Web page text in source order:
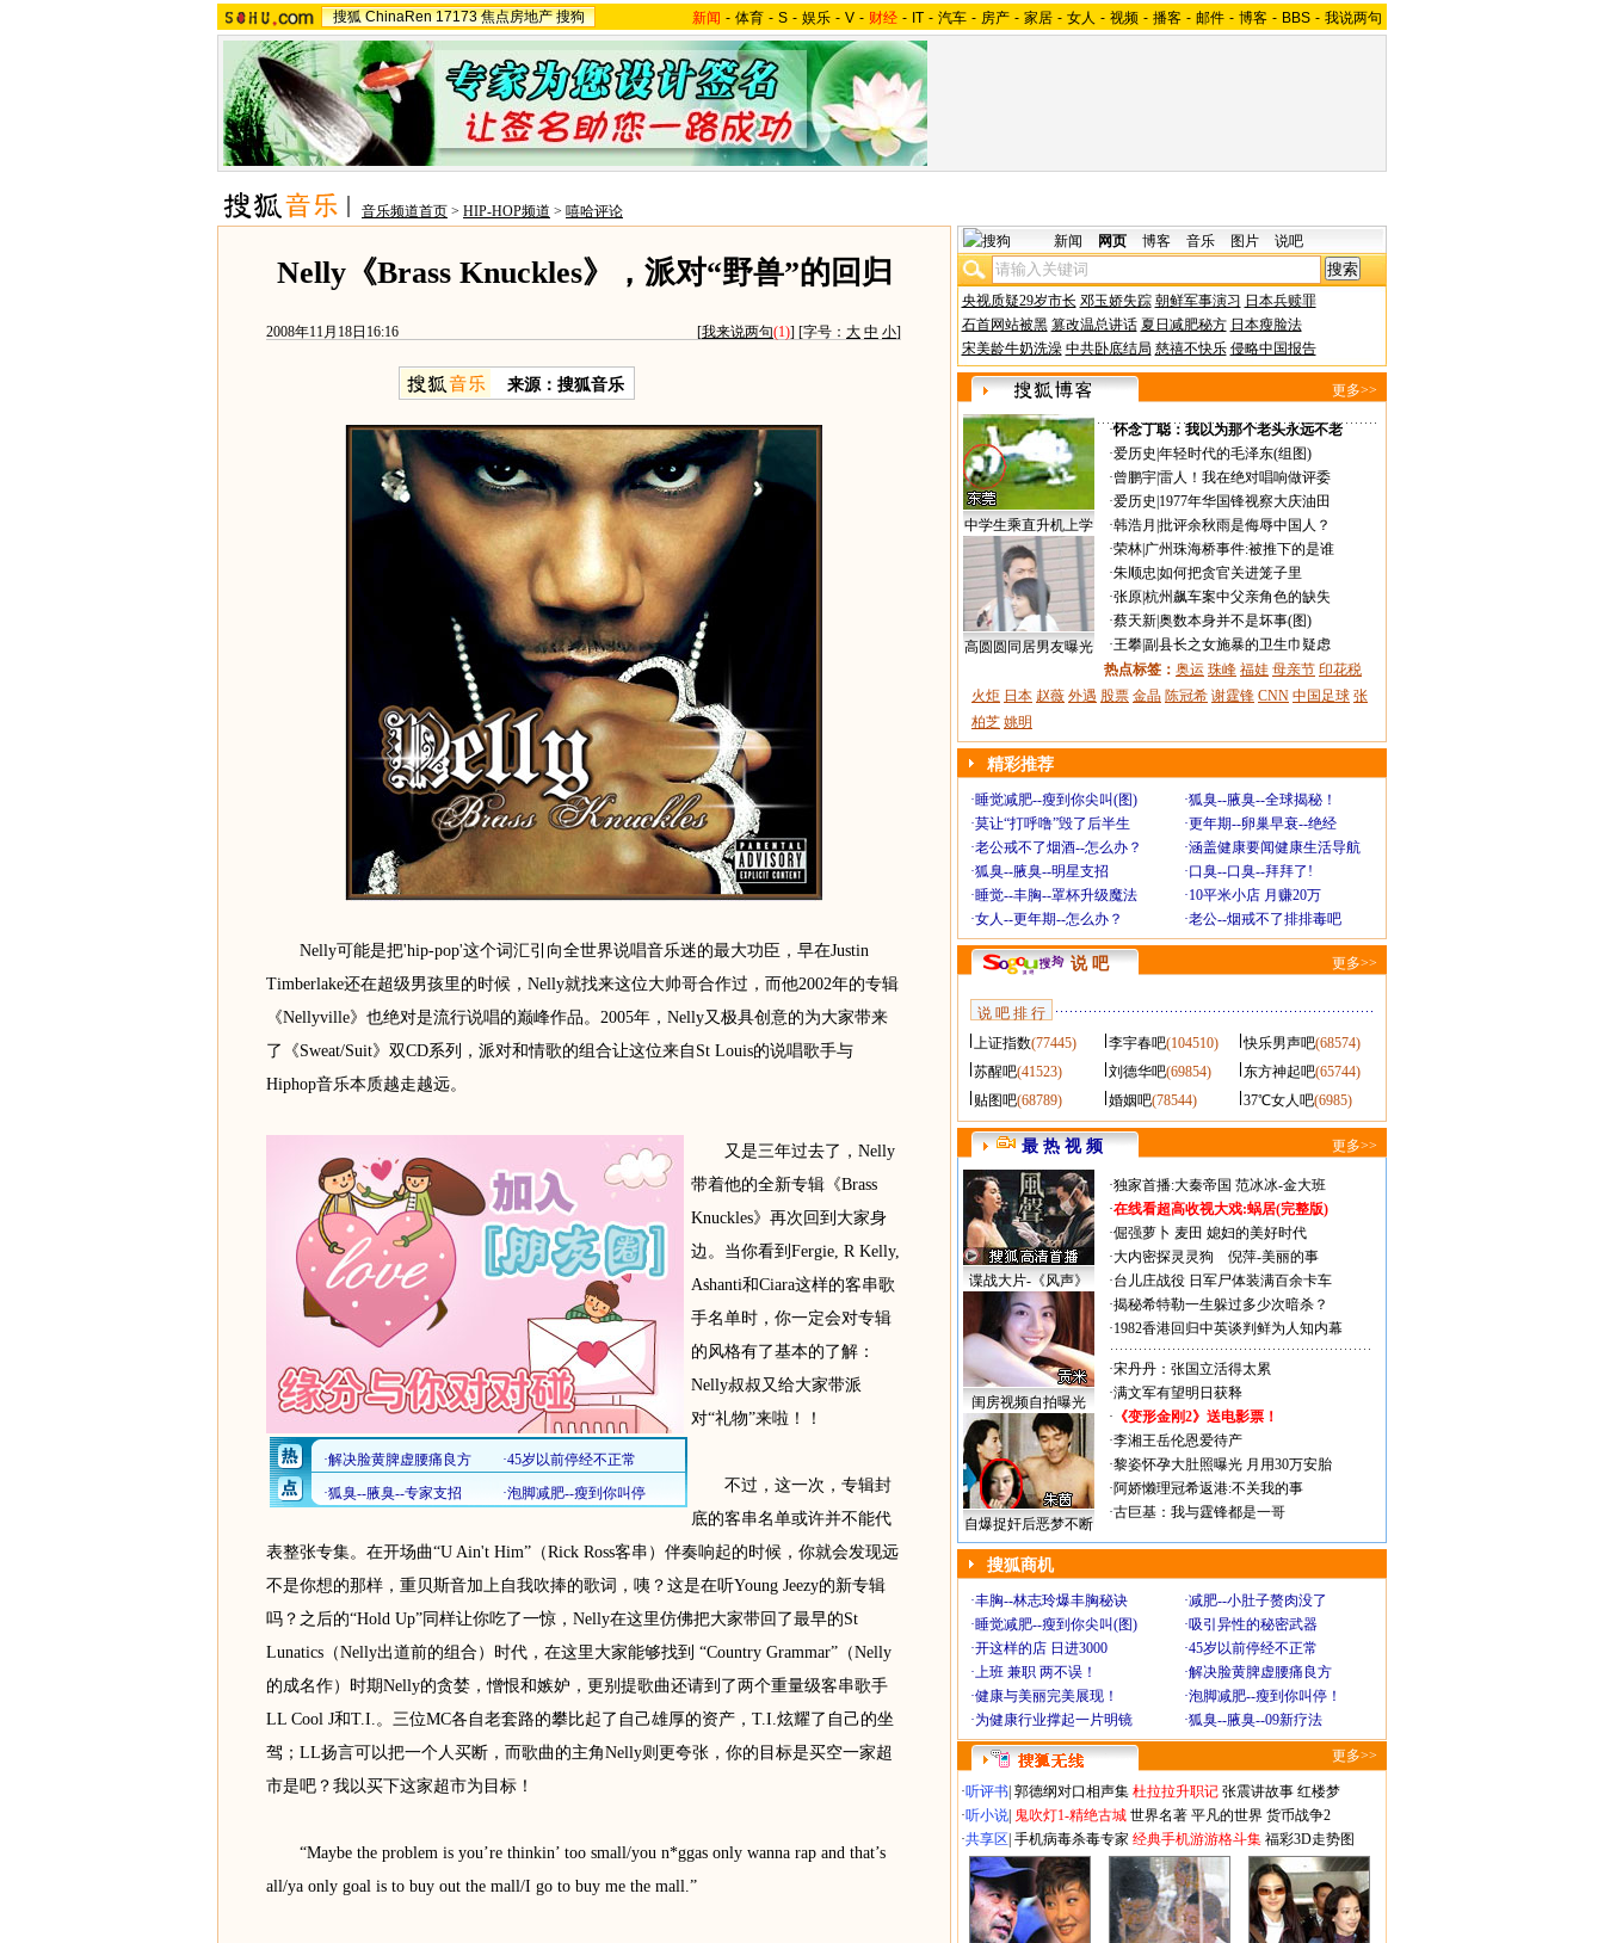
搜狐 ChinaRen 17173 焦点房地产 搜狗 新闻 - 体育 - S - 娱乐 - V - 财经 - IT - 汽车 - 房产 - 家居 - 女人 - 视频 - 播客 - 邮件 - 博客 - BBS - 我说两句
音乐频道首页 > HIP-HOP频道 > 嘻哈评论
Nelly《Brass Knuckles》，派对“野兽”的回归
2008年11月18日16:16 [我来说两句(1)] [字号： 大 中 小]
来源：搜狐音乐
Nelly可能是把'hip-pop'这个词汇引向全世界说唱音乐迷的最大功臣，早在Justin
Timberlake还在超级男孩里的时候，Nelly就找来这位大帅哥合作过，而他2002年的专辑
《Nellyville》也绝对是流行说唱的巅峰作品。2005年，Nelly又极具创意的为大家带来
了《Sweat/Suit》双CD系列，派对和情歌的组合让这位来自St Louis的说唱歌手与
Hiphop音乐本质越走越远。
又是三年过去了，Nelly
带着他的全新专辑《Brass
Knuckles》再次回到大家身
边。当你看到Fergie, R Kelly,
Ashanti和Ciara这样的客串歌
手名单时，你一定会对专辑
的风格有了基本的了解：
Nelly叔叔又给大家带派
对“礼物”来啦！！
不过，这一次，专辑封
底的客串名单或许并不能代
表整张专集。在开场曲“U Ain't Him”（Rick Ross客串）伴奏响起的时候，你就会发现远
不是你想的那样，重贝斯音加上自我吹捧的歌词，咦？这是在听Young Jeezy的新专辑
吗？之后的“Hold Up”同样让你吃了一惊，Nelly在这里仿佛把大家带回了最早的St
Lunatics（Nelly出道前的组合）时代，在这里大家能够找到 “Country Grammar”（Nelly
的成名作）时期Nelly的贪婪，憎恨和嫉妒，更别提歌曲还请到了两个重量级客串歌手
LL Cool J和T.I.。三位MC各自老套路的攀比起了自己雄厚的资产，T.I.炫耀了自己的坐
驾；LL扬言可以把一个人买断，而歌曲的主角Nelly则更夸张，你的目标是买空一家超
市是吧？我以买下这家超市为目标！
“Maybe the problem is you’re thinkin’ too small/you n*ggas only wanna rap and that’s
all/ya only goal is to buy out the mall/I go to buy me the mall.”
新闻 网页 博客 音乐 图片 说吧
央视质疑29岁市长 邓玉娇失踪 朝鲜军事演习 日本兵赎罪
石首网站被黑 篡改温总讲话 夏日减肥秘方 日本瘦脸法
宋美龄牛奶洗澡 中共卧底结局 慈禧不快乐 侵略中国报告
更多>>
中学生乘直升机上学
高圆圆同居男友曝光
·怀念丁聪：我以为那个老头永远不老
·爱历史 年轻时代的毛泽东(组图)
·曾鹏宇|雷人！我在绝对唱响做评委
·爱历史 1977年华国锋视察大庆油田
·韩浩月 批评余秋雨是侮辱中国人？
·荣林| 广州珠海桥事件:被推下的是谁
·朱顺忠 如何把贪官关进笼子里
·张原|杭州飙车案中父亲角色的缺失
·蔡天新|奥数本身并不是坏事(图)
·王攀|副县长之女施暴的卫生巾疑虑
热点标签： 奥运 珠峰 福娃 母亲节 印花税
火炬 日本 赵薇 外遇 股票 金晶 陈冠希 谢霆锋 CNN 中国足球 张
柏芝 姚明
精彩推荐
·睡觉减肥--瘦到你尖叫(图) ·狐臭--腋臭--全球揭秘！
·莫让“打呼噜”毁了后半生 ·更年期--卵巢早衰--绝经
·老公戒不了烟酒--怎么办？ ·涵盖健康要闻健康生活导航
·狐臭--腋臭--明星支招 ·口臭--口臭--拜拜了!
·睡觉--丰胸--罩杯升级魔法 ·10平米小店 月赚20万
·女人--更年期--怎么办？ ·老公--烟戒不了排排毒吧
说 吧 更多>>
说 吧 排 行
上证指数(77445) 李宇春吧(104510) 快乐男声吧(68574)
苏醒吧(41523) 刘德华吧(69854) 东方神起吧(65744)
贴图吧(68789) 婚姻吧(78544) 37℃女人吧(6985)
最 热 视 频 更多>>
谍战大片-《风声》
闺房视频自拍曝光
自爆捉奸后恶梦不断
·独家首播:大秦帝国 范冰冰-金大班
·在线看超高收视大戏:蜗居(完整版)
·倔强萝卜 麦田 媳妇的美好时代
·大内密探灵灵狗
倪萍-美丽的事
·台儿庄战役 日军尸体装满百余卡车
·揭秘希特勒一生躲过多少次暗杀？
·1982香港回归中英谈判鲜为人知内幕
·宋丹丹：张国立活得太累
·满文军有望明日获释
· 《变形金刚2》送电影票！
·李湘王岳伦恩爱待产
·黎姿怀孕大肚照曝光 月用30万安胎
·阿娇懒理冠希返港:不关我的事
·古巨基：我与霆锋都是一哥
搜狐商机
·丰胸--林志玲爆丰胸秘诀 ·减肥--小肚子赘肉没了
·睡觉减肥--瘦到你尖叫(图) ·吸引异性的秘密武器
·开这样的店 日进3000 ·45岁以前停经不正常
·上班 兼职 两不误！ ·解决脸黄脾虚腰痛良方
·健康与美丽完美展现！ ·泡脚减肥--瘦到你叫停！
·为健康行业撑起一片明镜 ·狐臭--腋臭--09新疗法
更多>>
·听评书 郭德纲对口相声集 杜拉拉升职记 张震讲故事 红楼梦
·听小说 鬼吹灯1-精绝古城 世界名著 平凡的世界 货币战争2
·共享区 手机病毒杀毒专家 经典手机游游格斗集 福彩3D走势图